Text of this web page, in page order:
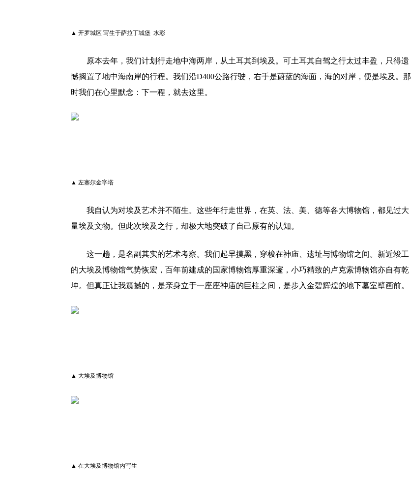
▲ 开罗城区 写生于萨拉丁城堡 水彩
原本去年，我们计划行走地中海两岸，从土耳其到埃及。可土耳其自驾之行太过丰盈，只得遗
憾搁置了地中海南岸的行程。我们沿D400公路行驶，右手是蔚蓝的海面，海的对岸，便是埃及。那
时我们在心里默念：下一程，就去这里。
▲ 左塞尔金字塔
我自认为对埃及艺术并不陌生。这些年行走世界，在英、法、美、德等各大博物馆，都见过大
量埃及文物。但此次埃及之行，却极大地突破了自己原有的认知。
这一趟，是名副其实的艺术考察。我们起早摸黑，穿梭在神庙、遗址与博物馆之间。新近竣工
的大埃及博物馆气势恢宏，百年前建成的国家博物馆厚重深邃，小巧精致的卢克索博物馆亦自有乾
坤。但真正让我震撼的，是亲身立于一座座神庙的巨柱之间，是步入金碧辉煌的地下墓室壁画前。
▲ 大埃及博物馆
▲ 在大埃及博物馆内写生